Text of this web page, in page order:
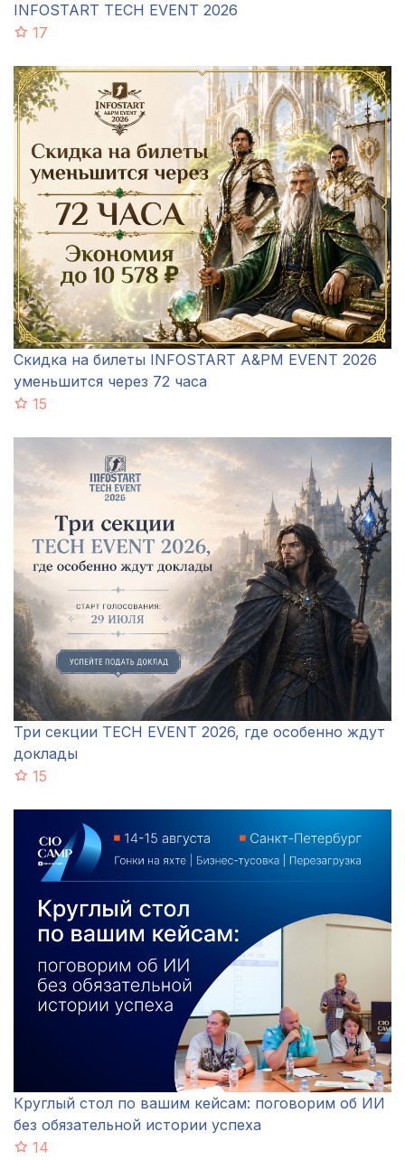
INFOSTART TECH EVENT 2026
17
Скидка на билеты INFOSTART A&PM EVENT 2026
уменьшится через 72 часа
15
Три секции TECH EVENT 2026, где особенно ждут
доклады
15
Круглый стол по вашим кейсам: поговорим об ИИ
без обязательной истории успеха
14